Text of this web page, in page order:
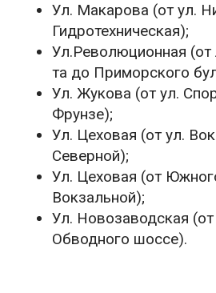
Ул. Макарова (от ул.
Гидротехническая);
Ул.Революционная (от
та до Приморского
Ул. Жукова (от ул.
Фрунзе);
Ул. Цеховая (от ул.
Северной);
Ул. Цеховая (от
Вокзальной);
Ул. Новозаводская
Обводного шоссе).